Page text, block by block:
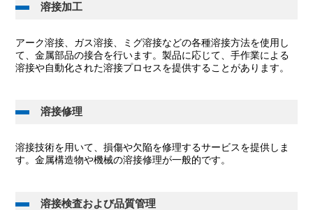
溶接加工
アーク溶接、ガス溶接、ミグ溶接などの各種溶接方法を使用し
て、金属部品の接合を行います。製品に応じて、手作業による
溶接や自動化された溶接プロセスを提供することがあります。
溶接修理
溶接技術を用いて、損傷や欠陥を修理するサービスを提供しま
す。金属構造物や機械の溶接修理が一般的です。
溶接検査および品質管理